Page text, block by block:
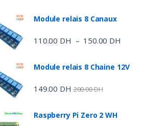
Module relais 8 Canaux
110.00 DH – 150.00 DH
prix :
Module relais 8 Chaine 12V
149.00 DH 200.00DH
Raspberry Pi Zero 2 WH